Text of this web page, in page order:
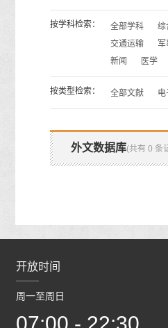
按学科检索： 全部学科 综
交通运输
军
新闻
医学
按类型检索： 全部文献 电
外文数据库(共有 0 条
开放时间
周一至周日